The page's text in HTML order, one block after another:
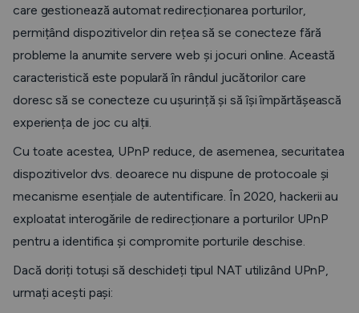
care gestionează automat redirecționarea porturilor,
permițând dispozitivelor din rețea să se conecteze fără
probleme la anumite servere web și jocuri online. Această
caracteristică este populară în rândul jucătorilor care
doresc să se conecteze cu ușurință și să își împărtășească
experiența de joc cu alții.
Cu toate acestea, UPnP reduce, de asemenea, securitatea
dispozitivelor dvs. deoarece nu dispune de protocoale și
mecanisme esențiale de autentificare. În 2020, hackerii au
exploatat interogările de redirecționare a porturilor UPnP
pentru a identifica și compromite porturile deschise.
Dacă doriți totuși să deschideți tipul NAT utilizând UPnP,
urmați acești pași: